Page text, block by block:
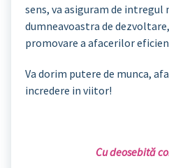
sens, va asiguram de
dumneavoastra de
promovare a afacerilor
Va dorim putere de munca,
incredere in viitor!
Cu deosebită